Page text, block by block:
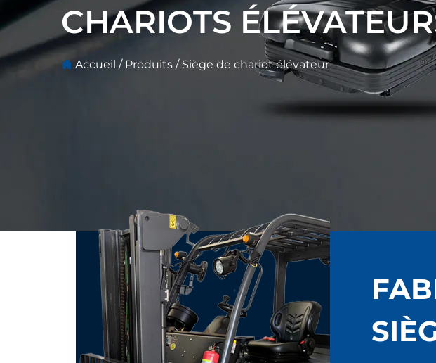
CHARIOTS
Accueil / Produits / Siège de chariot élévateur